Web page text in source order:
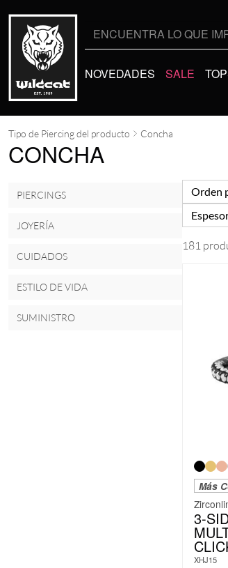
NOVEDADES SALE
Tipo de Piercing del producto Concha
CONCHA
PIERCINGS
JOYERÍA
CUIDADOS
ESTILO DE VIDA
SUMINISTRO
Orden
181
Más
3-
XHJ15